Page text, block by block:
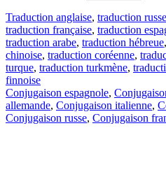
Traduction anglaise, traduction russe
traduction française, traduction
traduction arabe, traduction hébreue,
chinoise, traduction coréenne,
turque, traduction turkmène,
finnoise
Conjugaison espagnole,
allemande, Conjugaison italienne,
Conjugaison russe, Conjugaison